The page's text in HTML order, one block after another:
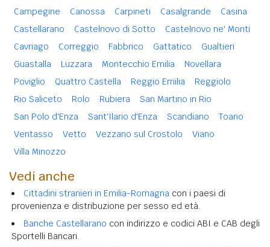
Campegine
Canossa Carpineti Casalgrande
Casina
Castellarano
Castelnovo di Sotto
Castelnovo ne' Monti
Cavriago
Correggio Fabbrico Gattatico
Gualtieri
Guastalla
Luzzara Montecchio Emilia
Novellara
Poviglio
Quattro Castella Reggio Emilia
Reggiolo
Rio Saliceto
Rolo Rubiera
San Martino in Rio
San Polo d'Enza
Sant'Ilario d'Enza Scandiano
Toano
Ventasso
Vetto Vezzano sul Crostolo
Viano
Villa Minozzo
Vedi anche
Cittadini stranieri in Emilia-Romagna con i paesi di
provenienza e distribuzione per sesso ed età.
Banche Castellarano con indirizzo e codici ABI e CAB degli
Sportelli Bancari.